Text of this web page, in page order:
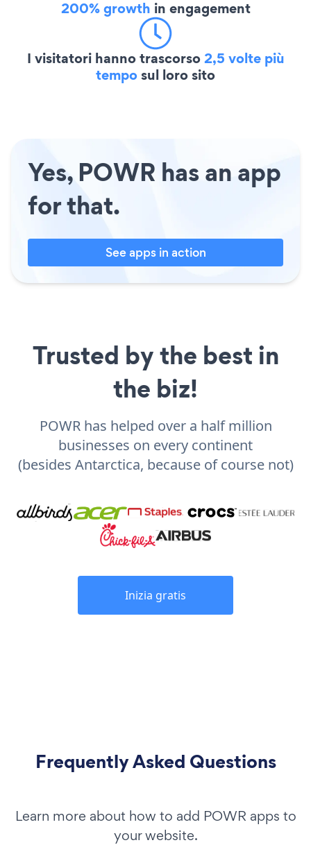
200% growth in engagement
I visitatori hanno trascorso2,5 volte più
temposul loro sito
Yes, POWR has an app
for that.
See apps in action
Trusted by the best in
the biz!
POWR has helped over a half million
businesses on every continent
(besides Antarctica, because of course not)
Inizia gratis
Frequently Asked Questions
Learn more about how to add POWR apps to
your website.